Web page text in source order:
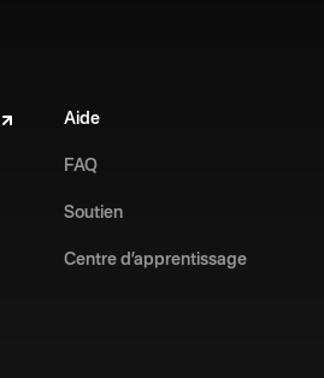
Aide
FAQ
Soutien
Centre d’apprentissage